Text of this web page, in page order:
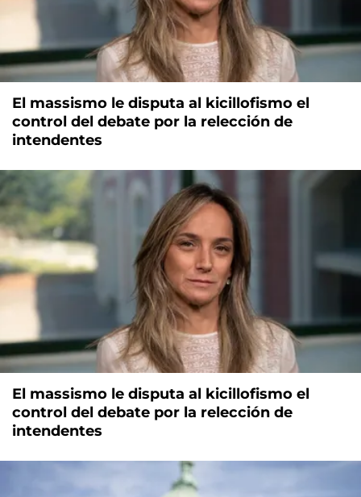
El massismo le disputa al kicillofismo el
control del debate por la relección de
intendentes
El massismo le disputa al kicillofismo el
control del debate por la relección de
intendentes